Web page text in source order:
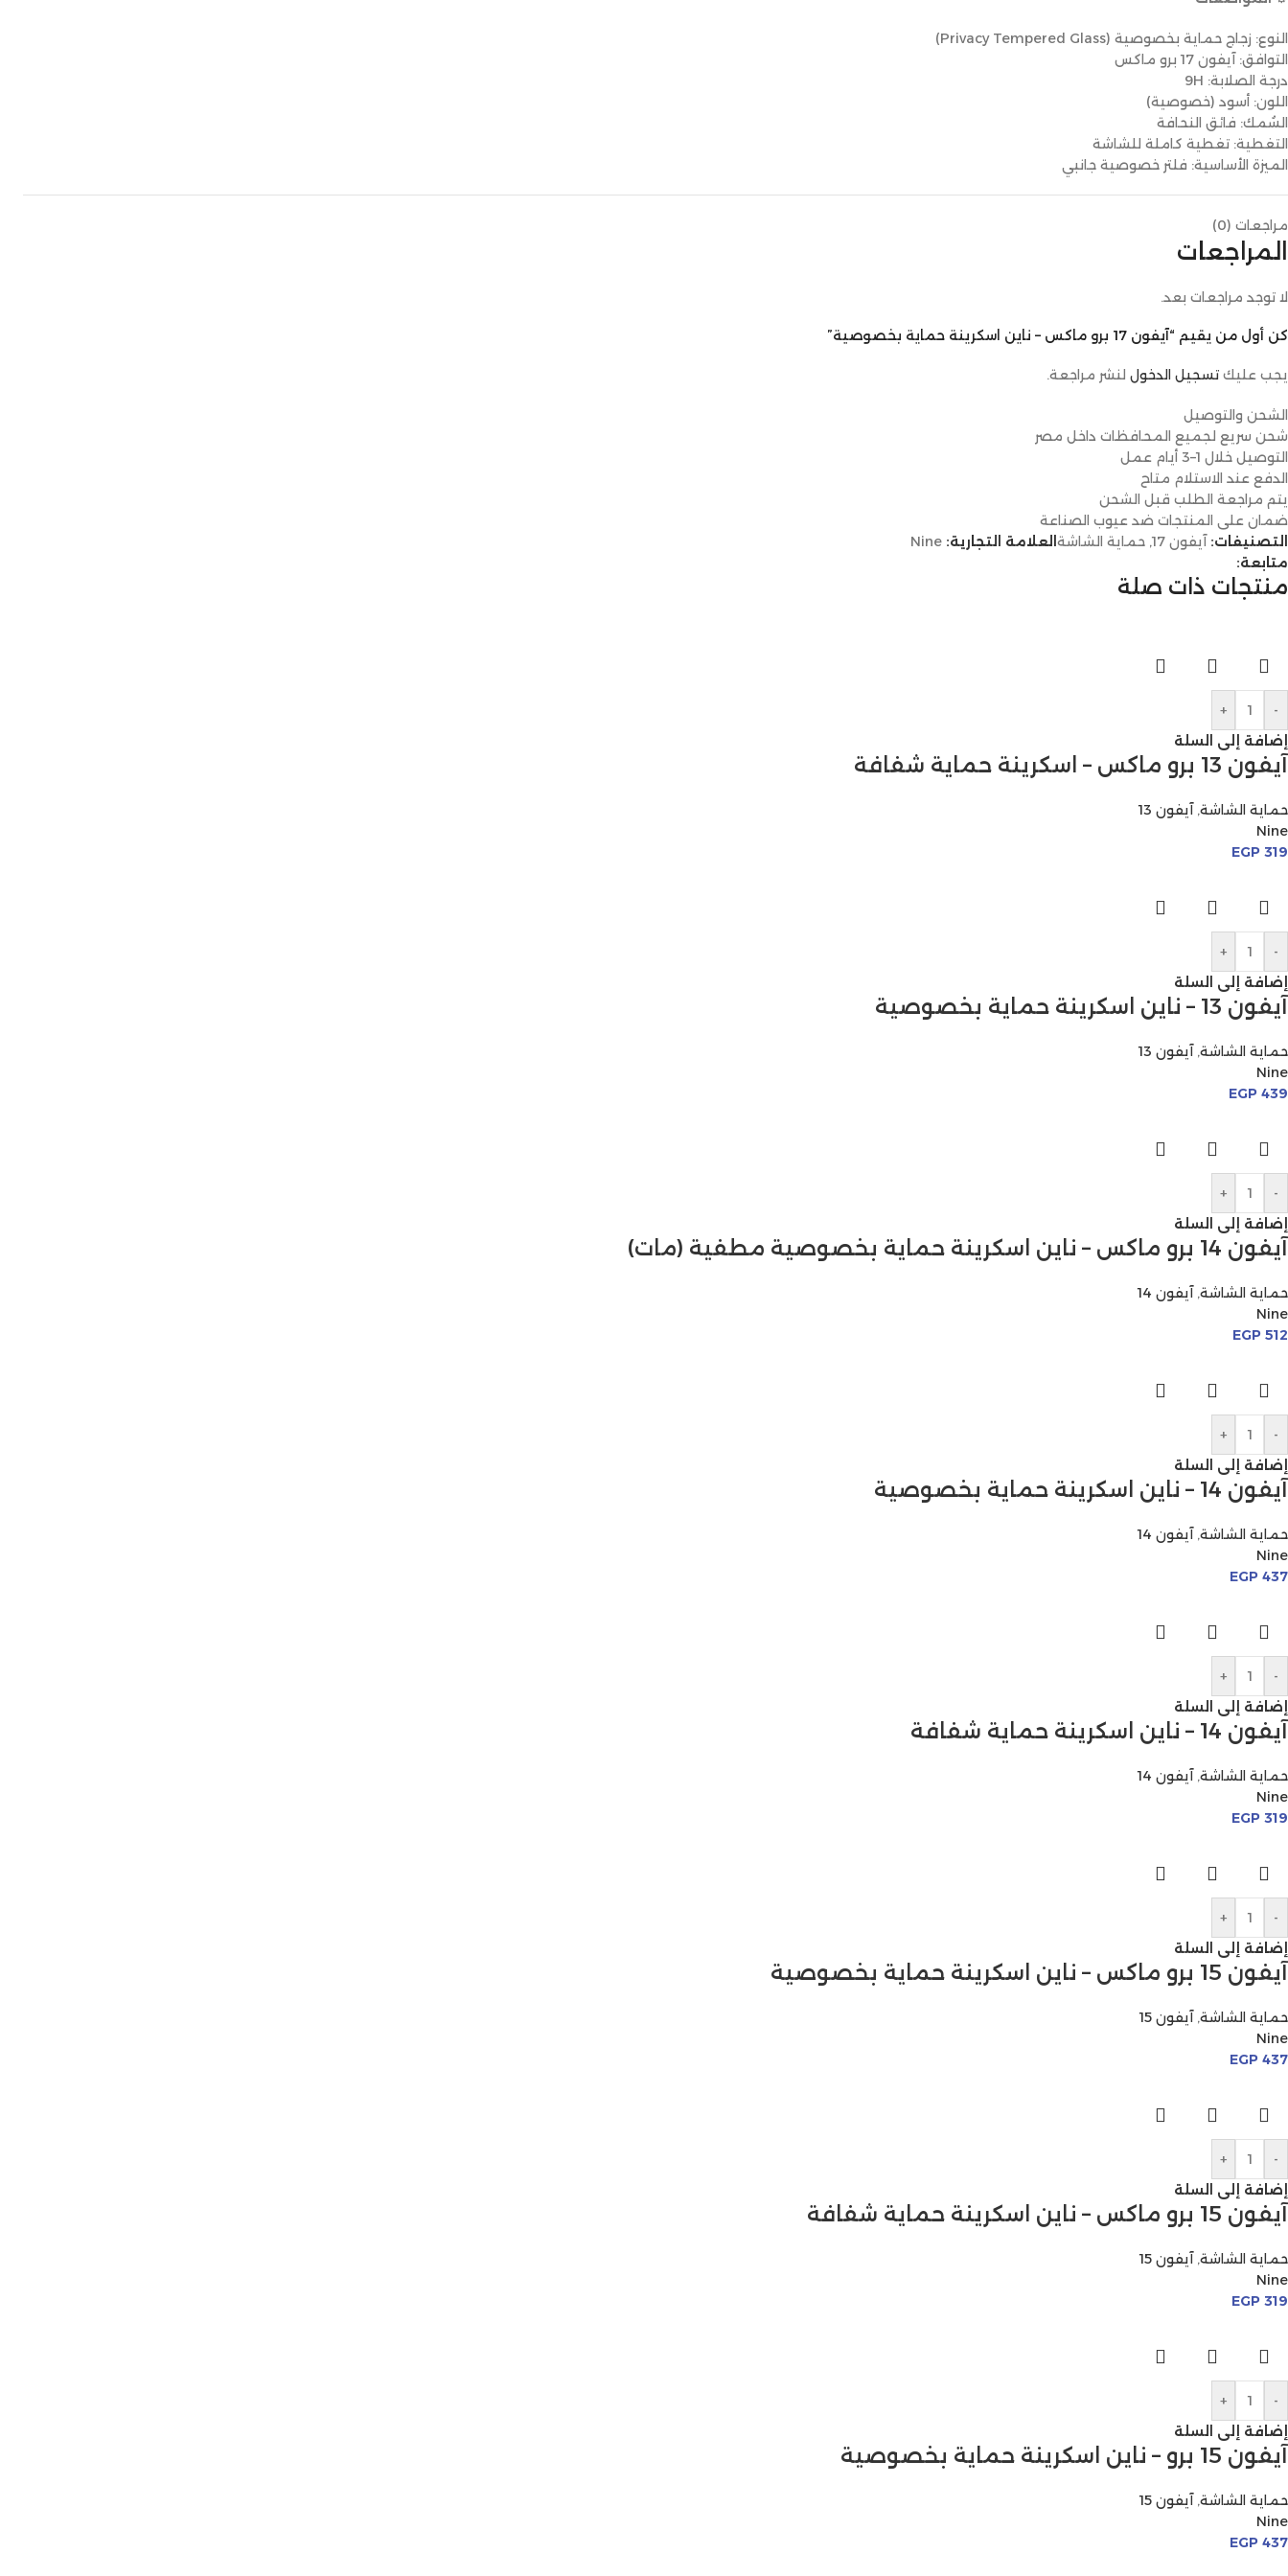
النوع: زجاج حماية بخصوصية (Privacy Tempered Glass)
التوافق: آيفون 17 برو ماكس
درجة الصلابة: 9H
اللون: أسود (خصوصية)
السُمك: فائق النحافة
التغطية: تغطية كاملة للشاشة
الميزة الأساسية: فلتر خصوصية جانبي
مراجعات (0)
المراجعات
لا توجد مراجعات بعد.
كن أول من يقيم “آيفون 17 برو ماكس – ناين اسكرينة حماية بخصوصية”
يجب عليك تسجيل الدخول لنشر مراجعة.
الشحن والتوصيل
شحن سريع لجميع المحافظات داخل مصر
التوصيل خلال 1–3 أيام عمل
الدفع عند الاستلام متاح
يتم مراجعة الطلب قبل الشحن
ضمان على المنتجات ضد عيوب الصناعة
التصنيفات: آيفون 17 , حماية الشاشة العلامة التجارية: Nine
متابعة:
منتجات ذات صلة
-
+
إضافة إلى السلة
آيفون 13 برو ماكس – اسكرينة حماية شفافة
حماية الشاشة, آيفون 13
Nine
EGP 319
-
+
إضافة إلى السلة
آيفون 13 – ناين اسكرينة حماية بخصوصية
حماية الشاشة, آيفون 13
Nine
EGP 439
-
+
إضافة إلى السلة
آيفون 14 برو ماكس – ناين اسكرينة حماية بخصوصية مطفية (مات)
حماية الشاشة, آيفون 14
Nine
EGP 512
-
+
إضافة إلى السلة
آيفون 14 – ناين اسكرينة حماية بخصوصية
حماية الشاشة, آيفون 14
Nine
EGP 437
-
+
إضافة إلى السلة
آيفون 14 – ناين اسكرينة حماية شفافة
حماية الشاشة, آيفون 14
Nine
EGP 319
-
+
إضافة إلى السلة
آيفون 15 برو ماكس – ناين اسكرينة حماية بخصوصية
حماية الشاشة, آيفون 15
Nine
EGP 437
-
+
إضافة إلى السلة
آيفون 15 برو ماكس – ناين اسكرينة حماية شفافة
حماية الشاشة, آيفون 15
Nine
EGP 319
-
+
إضافة إلى السلة
آيفون 15 برو – ناين اسكرينة حماية بخصوصية
حماية الشاشة, آيفون 15
Nine
EGP 437